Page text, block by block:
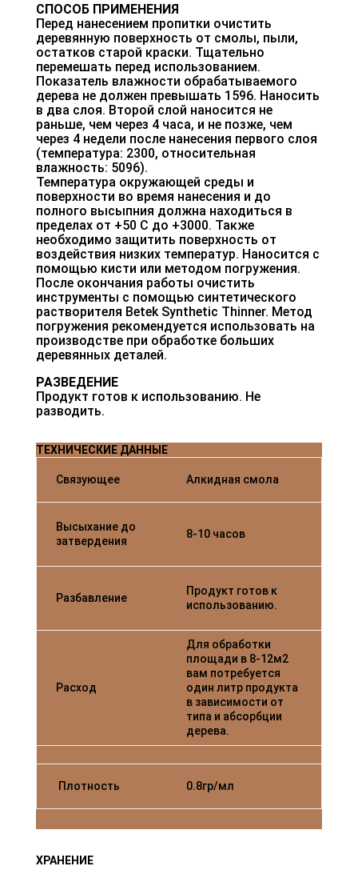
СПОСОБ ПРИМЕНЕНИЯ
Перед нанесением пропитки очистить
деревянную поверхность от смолы, пыли,
остатков старой краски. Тщательно
перемешать перед использованием.
Показатель влажности обрабатываемого
дерева не должен превышать 1596. Наносить
в два слоя. Второй слой наносится не
раньше, чем через 4 часа, и не позже, чем
через 4 недели после нанесения первого слоя
(температура: 2300, относительная
влажность: 5096).
Температура окружающей среды и
поверхности во время нанесения и до
полного высыпния должна находиться в
пределах от +50 С до +3000. Также
необходимо защитить поверхность от
воздействия низких температур. Наносится с
помощью кисти или методом погружения.
После окончания работы очистить
инструменты с помощью синтетического
растворителя Betek Synthetic Thinner. Метод
погружения рекомендуется использовать на
производстве при обработке больших
деревянных деталей.
РАЗВЕДЕНИЕ
Продукт готов к использованию. Не
разводить.
ТЕХНИЧЕСКИЕ ДАННЫЕ
Связующее Алкидная смола
Высыхание до
затвердения
8-10 часов
Разбавление
Продукт готов к
использованию.
Расход
Для обработки
площади в 8-12м2
вам потребуется
один литр продукта
в зависимости от
типа и абсорбции
дерева.
Плотность 0.8гр/мл
ХРАНЕНИЕ